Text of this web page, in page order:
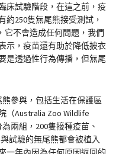
床試驗階段，在這之前，疫
約250隻無尾熊接受測試，
它不會造成任何問題，我們
示，疫苗還有助於降低披衣
是透過性行為傳播，但無尾
參與，包括生活在保護區
（Australia Zoo Wildlife
兩組，200隻接種疫苗、
與試驗的無尾熊都會被植入